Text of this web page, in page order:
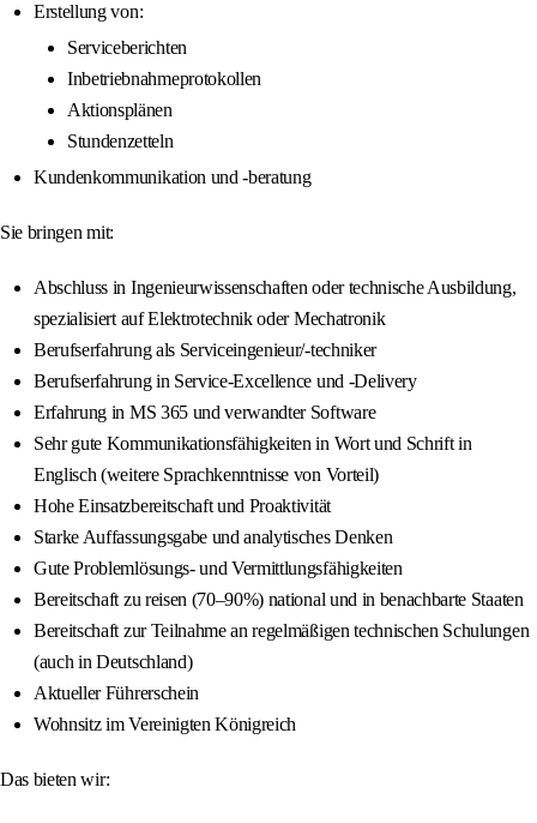
Erstellung von:
Serviceberichten
Inbetriebnahmeprotokollen
Aktionsplänen
Stundenzetteln
Kundenkommunikation und -beratung
Sie bringen mit:
Abschluss in Ingenieurwissenschaften oder technische Ausbildung,
spezialisiert auf Elektrotechnik oder Mechatronik
Berufserfahrung als Serviceingenieur/-techniker
Berufserfahrung in Service-Excellence und -Delivery
Erfahrung in MS 365 und verwandter Software
Sehr gute Kommunikationsfähigkeiten in Wort und Schrift in
Englisch (weitere Sprachkenntnisse von Vorteil)
Hohe Einsatzbereitschaft und Proaktivität
Starke Auffassungsgabe und analytisches Denken
Gute Problemlösungs- und Vermittlungsfähigkeiten
Bereitschaft zu reisen (70–90%) national und in benachbarte Staaten
Bereitschaft zur Teilnahme an regelmäßigen technischen Schulungen
(auch in Deutschland)
Aktueller Führerschein
Wohnsitz im Vereinigten Königreich
Das bieten wir: